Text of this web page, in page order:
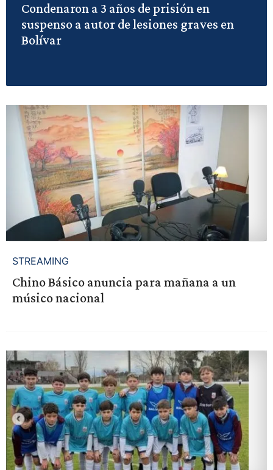
Condenaron a 3 años de prisión en
suspenso a autor de lesiones graves en
Bolívar
STREAMING
Chino Básico anuncia para mañana a un
músico nacional